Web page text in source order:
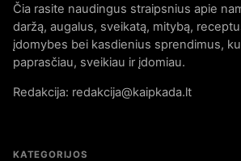
Čia rasite naudingus straipsnius apie
daržą, augalus, sveikatą, mitybą,
įdomybes bei kasdienius sprendimus,
paprasčiau, sveikiau ir įdomiau.
Redakcija: redakcija@kaipkada.lt
KATEGORIJOS